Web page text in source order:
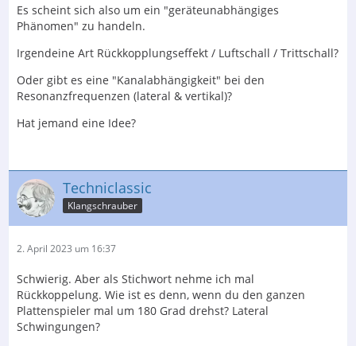
Es scheint sich also um ein "geräteunabhängiges
Phänomen" zu handeln.
Irgendeine Art Rückkopplungseffekt / Luftschall / Trittschall?
Oder gibt es eine "Kanalabhängigkeit" bei den
Resonanzfrequenzen (lateral & vertikal)?
Hat jemand eine Idee?
Techniclassic
Klangschrauber
2. April 2023 um 16:37
Schwierig. Aber als Stichwort nehme ich mal
Rückkoppelung. Wie ist es denn, wenn du den ganzen
Plattenspieler mal um 180 Grad drehst? Lateral
Schwingungen?